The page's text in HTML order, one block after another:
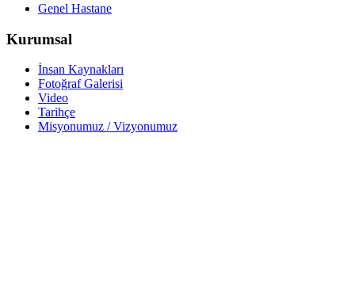
Genel Hastane
Kurumsal
İnsan Kaynakları
Fotoğraf Galerisi
Video
Tarihçe
Misyonumuz / Vizyonumuz